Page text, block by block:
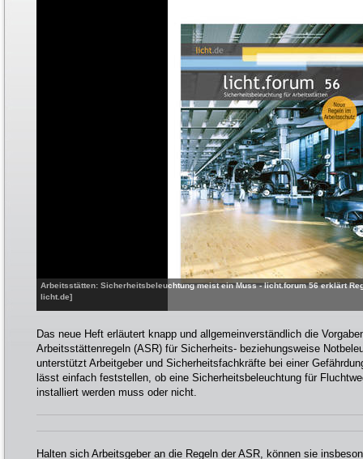
Arbeitsstätten: Sicherheitsbeleuchtung meist ein Muss - licht.forum 56 erklärt
licht.de]
Das neue Heft erläutert knapp und allgemeinverständlich die
Arbeitsstättenregeln (ASR) für Sicherheits- beziehungsweise
unterstützt Arbeitgeber und Sicherheitsfachkräfte bei einer
lässt einfach feststellen, ob eine Sicherheitsbeleuchtung für
installiert werden muss oder nicht.
Halten sich Arbeitsgeber an die Regeln der ASR, können sie